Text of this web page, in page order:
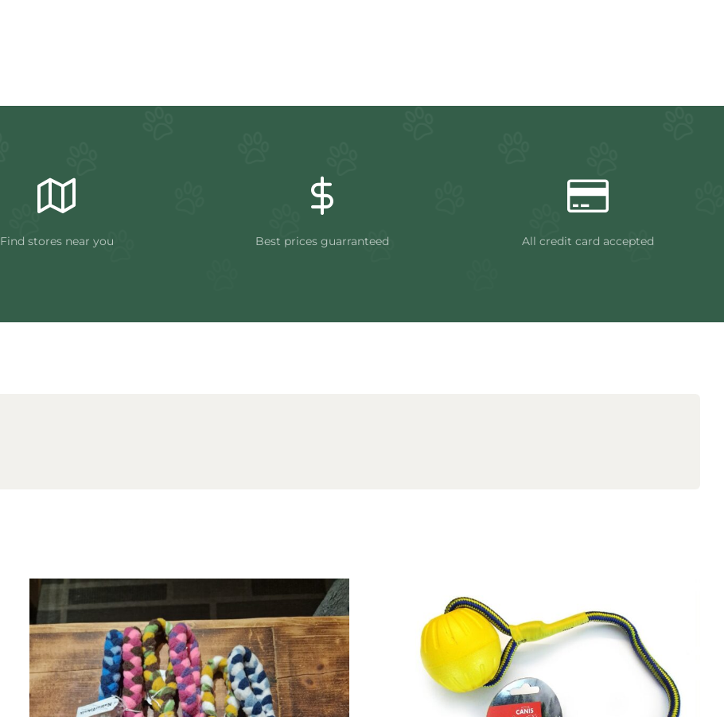
Find stores near you Best prices guarranteed All credit card accepted